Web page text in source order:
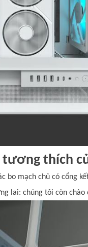
thích
mạch chủ có cổng
lai: chúng tôi còn chào